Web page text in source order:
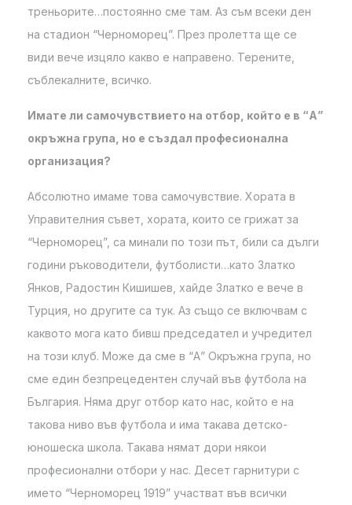
треньорите…постоянно сме там. Аз съм всеки ден
на стадион “Черноморец”. През пролетта ще се
види вече изцяло какво е направено. Терените,
съблекалните, всичко.
Имате ли самочувствието на отбор, който е в “А”
окръжна група, но е създал професионална
организация?
Абсолютно имаме това самочувствие. Хората в
Управителния съвет, хората, които се грижат за
“Черноморец”, са минали по този път, били са дълги
години ръководители, футболисти…като Златко
Янков, Радостин Кишишев, хайде Златко е вече в
Турция, но другите са тук. Аз също се включвам с
каквото мога като бивш председател и учредител
на този клуб. Може да сме в “А” Окръжна група, но
сме един безпрецедентен случай във футбола на
България. Няма друг отбор като нас, който е на
такова ниво във футбола и има такава детско-
юношеска школа. Такава нямат дори някои
професионални отбори у нас. Десет гарнитури с
името “Черноморец 1919” участват във всички